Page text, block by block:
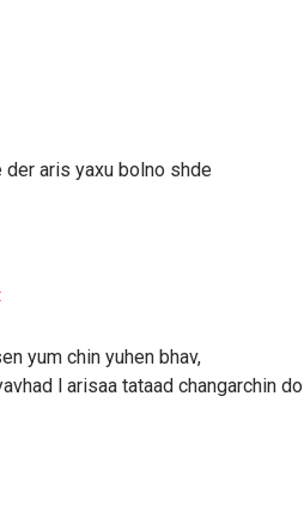
der aris yaxu bolno shde
yum chin yuhen bhav,
l arisaa tataad changarchin do